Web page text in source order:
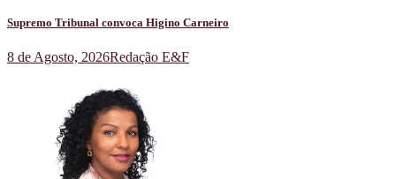
Supremo Tribunal convoca Higino Carneiro
8 de Agosto, 2026Redação E&F